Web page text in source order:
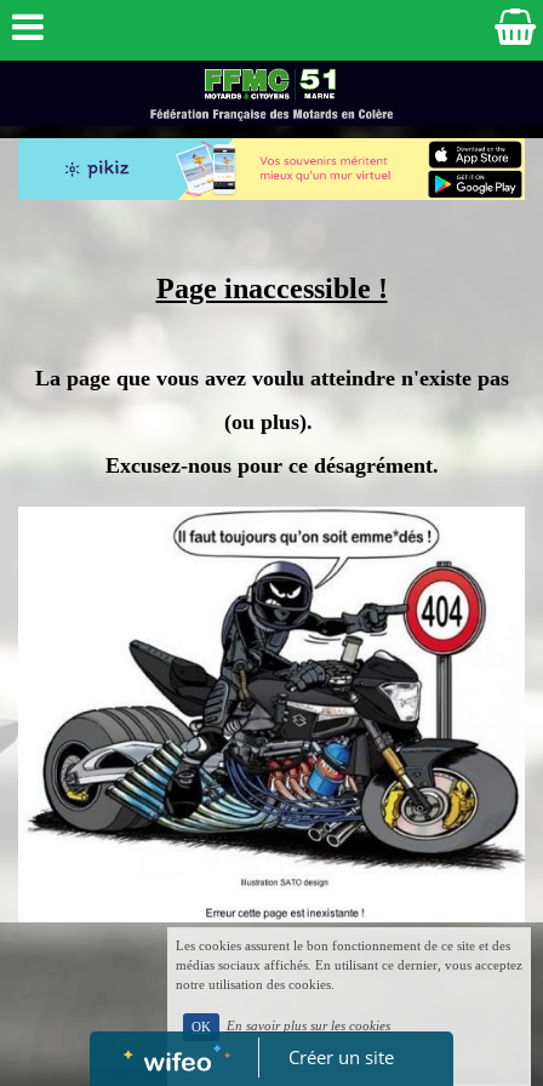
Page inaccessible !
La page que vous avez voulu atteindre n'existe pas
(ou plus).
Excusez-nous pour ce désagrément.
Créer un site
Les cookies assurent le bon fonctionnement de ce site et des
médias sociaux affichés. En utilisant ce dernier, vous acceptez
notre utilisation des cookies.
OK En savoir plus sur les cookies